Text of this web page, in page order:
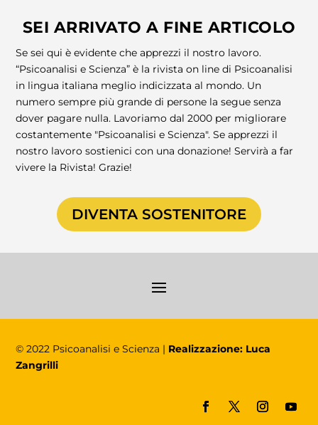
SEI ARRIVATO A FINE ARTICOLO
Se sei qui è evidente che apprezzi il nostro lavoro.
“Psicoanalisi e Scienza” è la rivista on line di Psicoanalisi
in lingua italiana meglio indicizzata al mondo. Un
numero sempre più grande di persone la segue senza
dover pagare nulla. Lavoriamo dal 2000 per migliorare
costantemente "Psicoanalisi e Scienza". Se apprezzi il
nostro lavoro sostienici con una donazione! Servirà a far
vivere la Rivista! Grazie!
DIVENTA SOSTENITORE
© 2022 Psicoanalisi e Scienza | Realizzazione: Luca
Zangrilli